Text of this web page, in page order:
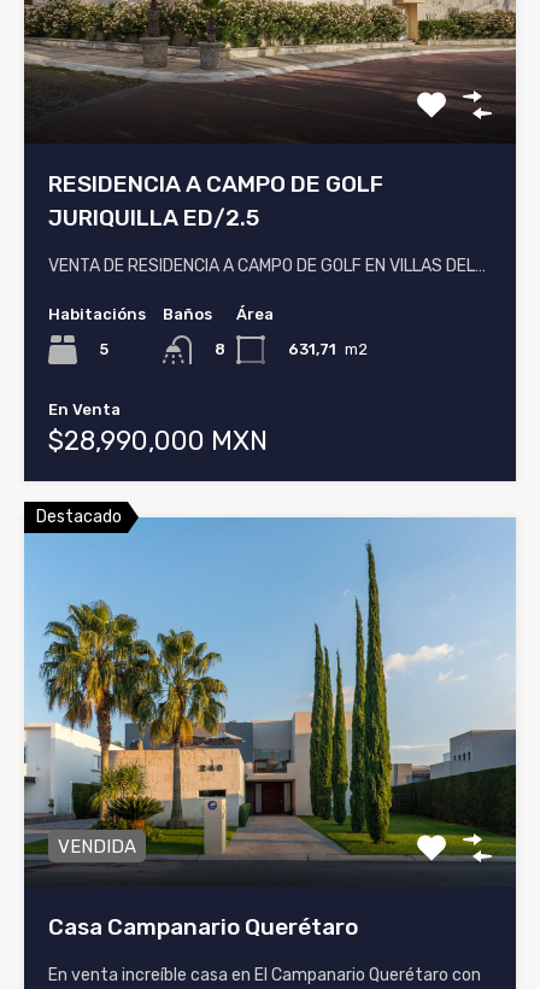
RESIDENCIA A CAMPO DE GOLF
JURIQUILLA ED/2.5
VENTA DE RESIDENCIA A CAMPO DE GOLF EN VILLAS DEL…
Habitacións
5
Baños
8
Área
631,71 m2
En Venta
$28,990,000 MXN
Destacado
VENDIDA
Casa Campanario Querétaro
En venta increíble casa en El Campanario Querétaro con